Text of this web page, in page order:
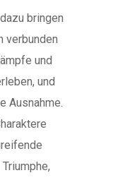
bringen
verbunden
und
und
Ausnahme.